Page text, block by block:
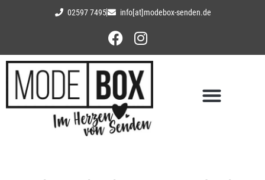
02597 7495 info[at]modebox-senden.de